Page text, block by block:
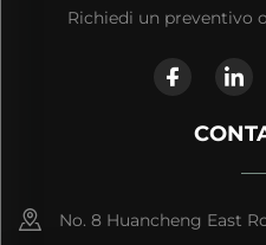
Richiedi un preventivo
No. 8 Huancheng East